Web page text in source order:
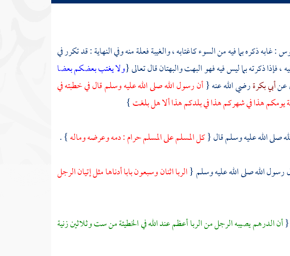
ذكره بما فيه من السوء كاغتابه ، والغيبة فعلة منه وفي النهاية : قد تكرر في
فإذا ذكرته بما ليس فيه فهو البهت والبهتان قال تعالى {ولا يغتب بعضكم بعضا
عنأبي بكرةرضي الله عنه {أن رسول الله صلى الله عليه وسلم قال في خطبته في
هذا في شهركم هذا في بلدكم هذا ألا هل بلغت}
صلى الله عليه وسلم قال {كل المسلم على المسلم حرام : دمه وعرضه وماله} .
رسول الله صلى الله عليه وسلم {الربا اثنان وسبعون بابا أدناها مثل إتيان الرجل
{أن الدرهم يصيبه الرجل من الربا أعظم عند الله في الخطيئة من ست وثلاثين زنية